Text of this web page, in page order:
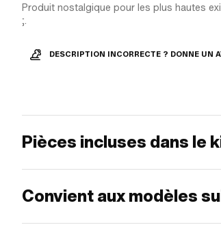
Produit nostalgique pour les plus hautes
;.
DESCRIPTION INCORRECTE ? DONNE UN
Pièces incluses dans le
Convient aux modèles